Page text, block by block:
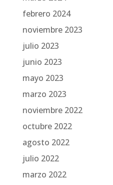
febrero 2024
noviembre 2023
julio 2023
junio 2023
mayo 2023
marzo 2023
noviembre 2022
octubre 2022
agosto 2022
julio 2022
marzo 2022